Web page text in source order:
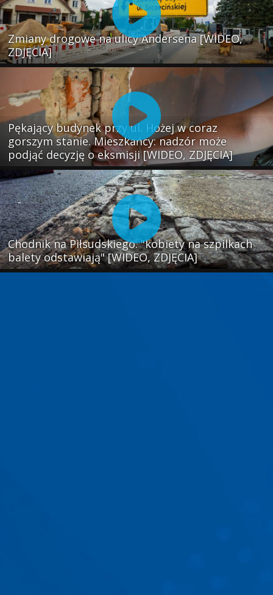
Zmiany drogowe na ulicy Andersena [WIDEO,
ZDJĘCIA]
Pękający budynek przy ul. Hożej w coraz
gorszym stanie. Mieszkańcy: nadzór może
podjąć decyzję o eksmisji [WIDEO, ZDJĘCIA]
Chodnik na Piłsudskiego: "kobiety na szpilkach
balety odstawiają" [WIDEO, ZDJĘCIA]